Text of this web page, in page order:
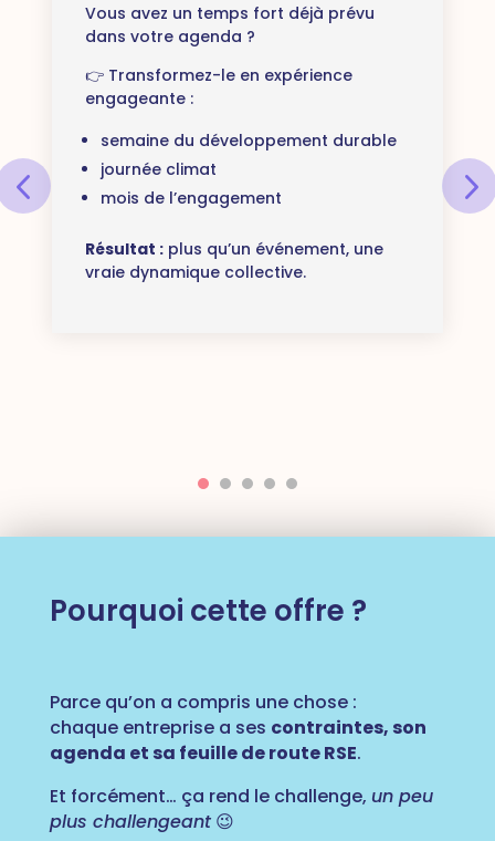
Vous avez un temps fort déjà prévu
dans votre agenda ?
👉 Transformez-le en expérience
engageante :
semaine du développement durable
journée climat
mois de l’engagement
Résultat : plus qu’un événement, une
vraie dynamique collective.
Pourquoi cette offre ?
Parce qu’on a compris une chose :
chaque entreprise a ses contraintes, son
agenda et sa feuille de route RSE.
Et forcément… ça rend le challenge, un peu
plus challengeant😉